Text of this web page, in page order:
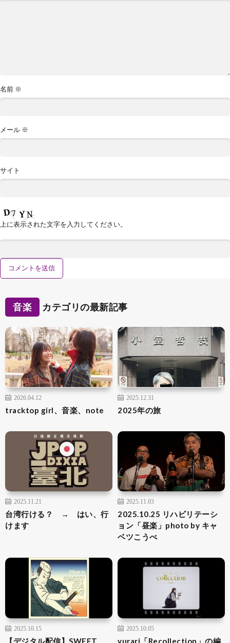
名前 ※
メール ※
サイト
上に表示された文字を入力してください。
音楽 カテゴリの最新記事
2026.04.12
tracktop girl、音楽、note
2025.12.31
2025年の旅
2025.11.21
台湾行ける？ → はい、行
けます
2025.11.03
2025.10.25 リハビリテーシ
ョン「昼楽」photo by キャ
ベツこうべ
2025.10.15
【デジタル配信】SWEET
2025.10.05
yurari「Recollection」の編